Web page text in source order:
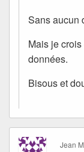
Sans
Mais je
données.
Bisous et
Jean